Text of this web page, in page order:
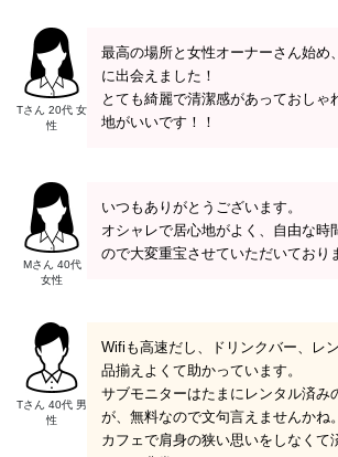
Tさん 20代 女
性
最高の場所と女性オーナーさん始め
に出会えました！
とても綺麗で清潔感があっておしゃ
地がいいです！！
Mさん 40代
女性
いつもありがとうございます。
オシャレで居心地がよく、自由な時
ので大変重宝させていただいており
Tさん 40代 男
性
Wifiも高速だし、ドリンクバー、レ
品揃えよくて助かっています。
サブモニターはたまにレンタル済み
が、無料なので文句言えませんかね
カフェで肩身の狭い思いをしなくて